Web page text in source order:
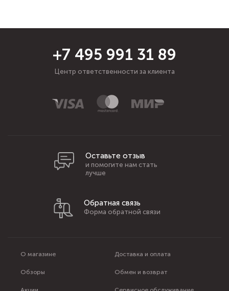
+7 495 991 31 89
Центр ответственности за клиента
О магазине Доставка и оплата
Обзоры Обмен и возврат
Оставьте отзыв
и помогите нам стать
лучше
Обратная связь
Форма обратной связи